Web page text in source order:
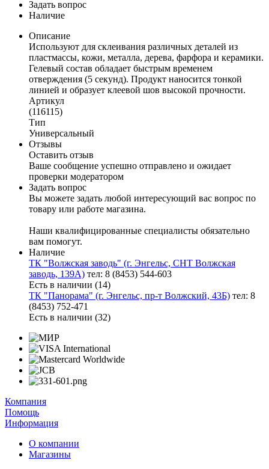
Задать вопрос
Наличие
Описание
Используют для склеивания различных деталей из
пластмассы, кожи, металла, дерева, фарфора и керамики.
Гелевый состав обладает быстрым временем
отверждения (5 секунд). Продукт наносится тонкой
линией и образует клеевой шов высокой прочности.
Артикул
(116115)
Тип
Универсальный
Отзывы
Оставить отзыв
Ваше сообщение успешно отправлено и ожидает
проверки модератором
Задать вопрос
Вы можете задать любой интересующий вас вопрос по
товару или работе магазина.
Наши квалифицированные специалисты обязательно
вам помогут.
Наличие
ТК "Волжская заводь" (г. Энгельс, СНТ Волжская
заводь, 139А) тел: 8 (8453) 544-603
Есть в наличии (14)
ТК "Панорама" (г. Энгельс, пр-т Волжский, 43Б) тел: 8
(8453) 752-471
Есть в наличии (32)
Компания
Помощь
Информация
О компании
Магазины